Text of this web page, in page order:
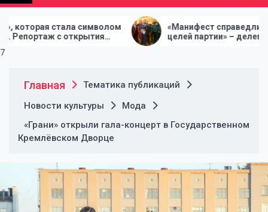
"Народная инициатива"
«Манифест справедливости. 10
целей партии» – делегаты Съезда
СР приняли Предвыборную
7
Главная
Тематика публикаций
Новости культуры
Мода
«Грани» открыли гала-концерт в Государственном
Кремлёвском Дворце